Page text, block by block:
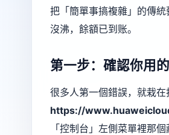
把「簡單事搞複雜」的傳
沒沸，餘額已到账。
第一步：確認你用
很多人第一個錯誤，就栽
https://
「控制台」左側菜單裡那